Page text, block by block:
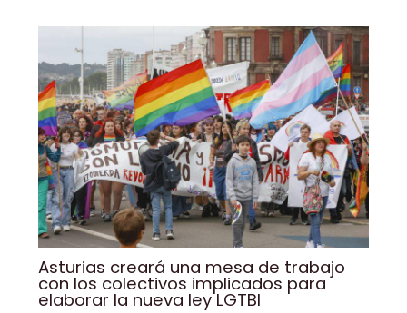
Asturias creará una mesa de trabajo
con los colectivos implicados para
elaborar la nueva ley LGTBI